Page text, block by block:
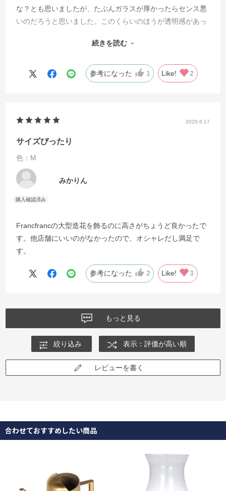
な？とも思いましたが、たぶんガラスが厚かったらセンス悪
いのだろうと思いました。このくらいのほうが透明感があっ
空の花飾りに挑戦ですが、かなり立派なすごいやつが出来る
続きを読む
参考になった 1 Like! 2
2020.6.17
サイズぴったり
色：M
みかりん
Francfrancの大型造花を飾るのに高さがちょうど良かったで
す。他店舗にいいのがなかったので、オシャレだし満足で
す。
参考になった 2 Like! 3
もっと見る
絞り込み 表示：評価が高い順
レビューを書く
合わせておすすめしたい商品